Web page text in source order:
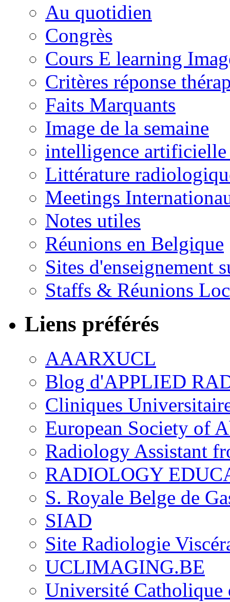
Au quotidien
Congrès
Cours E learning
Critères réponse
Faits Marquants
Image de la semaine
intelligence
Littérature
Meetings
Notes utiles
Réunions en Belgique
Sites d'enseignement
Staffs & Réunions
Liens préférés
AAARXUCL
Blog d'APPLIED
Cliniques
European Society of
Radiology Assistant
RADIOLOGY
S. Royale Belge de
SIAD
Site Radiologie
UCLIMAGING.BE
Université Catholique